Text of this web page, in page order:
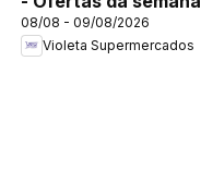
08/08 - 09/08/2026
Violeta Supermercados